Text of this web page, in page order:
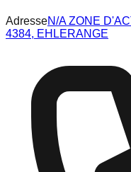
AdresseN/A ZONE
4384, EHLERANGE